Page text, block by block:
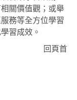
關價值觀；或舉
務等全方位學習
習成效。
回頁首